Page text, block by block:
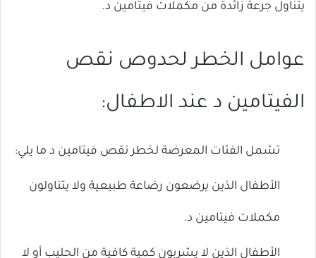
يتناول جرعة زائدة من مكملات فيتامين د.
عوامل الخطر لحدوص نقص
الفيتامين د عند الاطفال:
تشمل الفئات المعرضة لخطر نقص فيتامين د ما يلي:
الأطفال الذين يرضعون رضاعة طبيعية ولا يتناولون
مكملات فيتامين د.
الأطفال الذين لا يشربون كمية كافية من الحليب أو لا